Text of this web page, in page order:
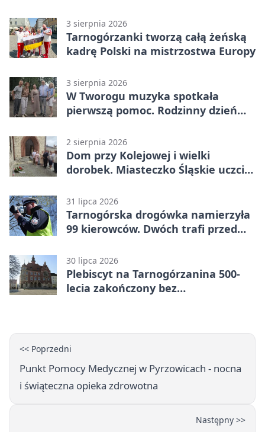
3 sierpnia 2026
Tarnogórzanki tworzą całą żeńską
kadrę Polski na mistrzostwa Europy
3 sierpnia 2026
W Tworogu muzyka spotkała
pierwszą pomoc. Rodzinny dzień
2 sierpnia 2026
Dom przy Kolejowej i wielki
dorobek. Miasteczko Śląskie uczciło
31 lipca 2026
Tarnogórska drogówka namierzyła
99 kierowców. Dwóch trafi przed
30 lipca 2026
Plebiscyt na Tarnogórzanina 500-
lecia zakończony bez
<< Poprzedni
Punkt Pomocy Medycznej w Pyrzowicach - nocna
i świąteczna opieka zdrowotna
Następny >>